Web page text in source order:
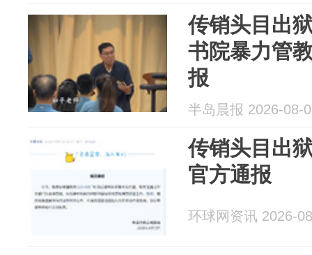
传销头目出
书院暴力管
报
半岛晨报 2026-08-
传销头目出
官方通报
环球网资讯 2026-